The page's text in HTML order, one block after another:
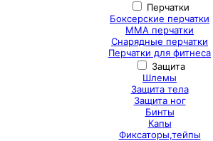
Перчатки
Боксерские перчатки
ММА перчатки
Снарядные перчатки
Перчатки для фитнеса
Защита
Шлемы
Защита тела
Защита ног
Бинты
Капы
Фиксаторы,тейпы